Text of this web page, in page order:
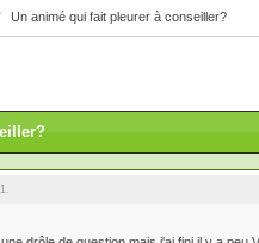
Un animé qui fait pleurer à conseiller?